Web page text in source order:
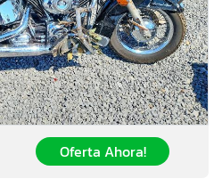
Oferta Ahora!